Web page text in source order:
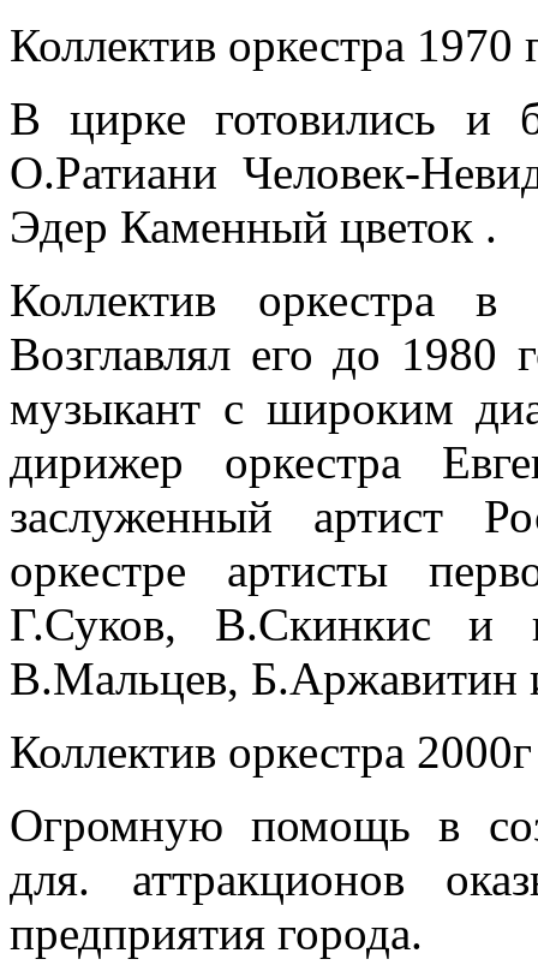
Коллектив оркестра 1970
В цирке готовились и
О.Ратиани Человек-
Эдер Каменный цветок .
Коллектив оркестра
Возглавлял его до 1980
музыкант с широким
дирижер оркестра
заслуженный артист
оркестре артисты
Г.Суков, В.Скинкис и
В.Мальцев, Б.Аржавитин
Коллектив оркестра 2000г
Огромную помощь в
для. аттракционов
предприятия города.